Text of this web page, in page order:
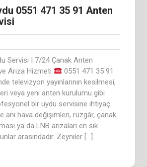
0551 471 35 91 Anten
Servisi | 7/24 Çanak Anten
Arıza Hizmeti
0551 471 35 91
televizyon yayınlarının kesilmesi,
veya yeni anten kurulumu gibi
bir uydu servisine ihtiyaç
ani hava değişimleri, rüzgâr, çanak
ya da LNB arızaları en sık
arasındadır. Zeyniler […]